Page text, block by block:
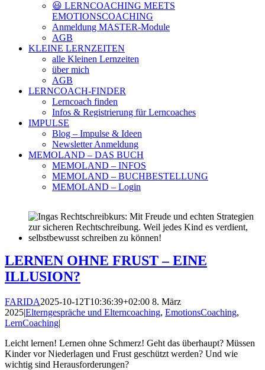
😃 LERNCOACHING MEETS
EMOTIONSCOACHING
Anmeldung MASTER-Module
AGB
KLEINE LERNZEITEN
alle Kleinen Lernzeiten
über mich
AGB
LERNCOACH-FINDER
Lerncoach finden
Infos & Registrierung für Lerncoaches
IMPULSE
Blog – Impulse & Ideen
Newsletter Anmeldung
MEMOLAND – DAS BUCH
MEMOLAND – INFOS
MEMOLAND – BUCHBESTELLUNG
MEMOLAND – Login
LERNEN OHNE FRUST – EINE
ILLUSION?
FARIDA2025-10-12T10:36:39+02:00 8. März
2025|Elterngespräche und Elterncoaching, EmotionsCoaching,
LernCoaching|
Leicht lernen! Lernen ohne Schmerz! Geht das überhaupt? Müssen
Kinder vor Niederlagen und Frust geschützt werden? Und wie
wichtig sind Herausforderungen?